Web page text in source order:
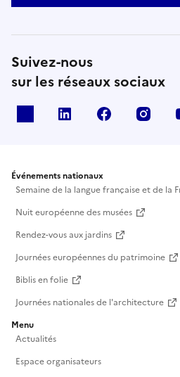
Suivez-nous
sur les réseaux sociaux
Linkedin Facebook
Événements nationaux
Semaine de la langue française et de la
Nuit européenne des musées
Rendez-vous aux jardins
Journées européennes du patrimoine
Biblis en folie
Journées nationales de l'architecture
Menu
Actualités
Espace organisateurs